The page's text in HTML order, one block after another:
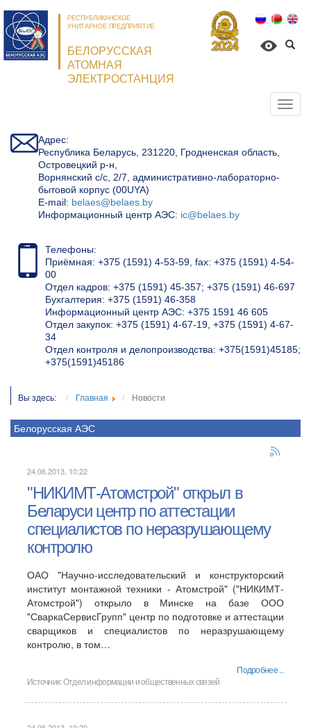
РЕСПУБЛИКАНСКОЕ
УНИТАРНОЕ ПРЕДПРИЯТИЕ
БЕЛОРУССКАЯ
АТОМНАЯ
ЭЛЕКТРОСТАНЦИЯ
Адрес:
Республика Беларусь, 231220, Гродненская область,
Островецкий р-н,
Ворнянский с/с, 2/7, административно-лабораторно-
бытовой корпус (00UYA)
Е-mail: belaes@belaes.by
Информационный центр АЭС: ic@belaes.by
Телефоны:
Приёмная: +375 (1591) 4-53-59, fax: +375 (1591) 4-54-
00
Отдел кадров: +375 (1591) 45-357; +375 (1591) 46-697
Бухгалтерия: +375 (1591) 46-358
Информационный центр АЭС: +375 1591 46 605
Отдел закупок: +375 (1591) 4-67-19, +375 (1591) 4-67-
34
Отдел контроля и делопроизводства: +375(1591)45185;
+375(1591)45186
Вы здесь: Главная Новости
Белорусская АЭС
24.06.2013, 10:22
"НИКИМТ-Атомстрой" открыл в
Беларуси центр по аттестации
специалистов по неразрушающему
контролю
ОАО "Научно-исследовательский и конструкторский
институт монтажной техники - Атомстрой" ("НИКИМТ-
Атомстрой") открыло в Минске на базе ООО
"СваркаСервисГрупп" центр по подготовке и аттестации
сварщиков и специалистов по неразрушающему
контролю, в том…
Подробнее ...
Источник:Отдел информации и общественных связей